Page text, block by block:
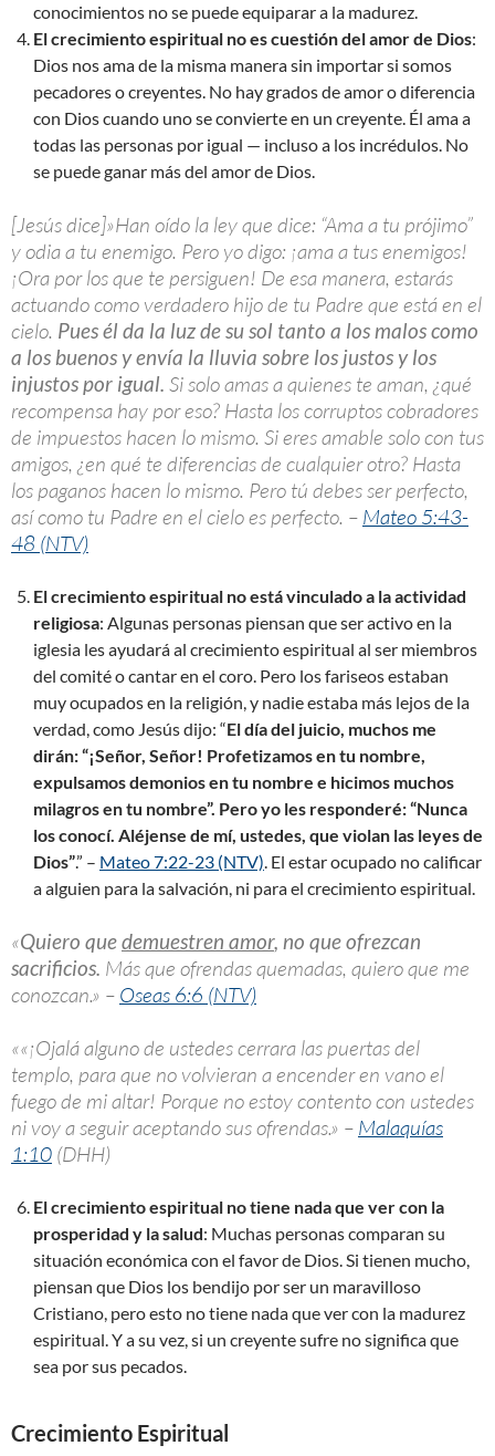
conocimientos no se puede equiparar a la madurez.
El crecimiento espiritual no es cuestión del amor de Dios:
Dios nos ama de la misma manera sin importar si somos
pecadores o creyentes. No hay grados de amor o diferencia
con Dios cuando uno se convierte en un creyente. Él ama a
todas las personas por igual — incluso a los incrédulos. No
se puede ganar más del amor de Dios.
[Jesús dice]»Han oído la ley que dice: “Ama a tu prójimo”
y odia a tu enemigo. Pero yo digo: ¡ama a tus enemigos!
¡Ora por los que te persiguen! De esa manera, estarás
actuando como verdadero hijo de tu Padre que está en el
cielo. Pues él da la luz de su sol tanto a los malos como
a los buenos y envía la lluvia sobre los justos y los
injustos por igual. Si solo amas a quienes te aman, ¿qué
recompensa hay por eso? Hasta los corruptos cobradores
de impuestos hacen lo mismo. Si eres amable solo con tus
amigos, ¿en qué te diferencias de cualquier otro? Hasta
los paganos hacen lo mismo. Pero tú debes ser perfecto,
así como tu Padre en el cielo es perfecto. – Mateo 5:43-
48 (NTV)
El crecimiento espiritual no está vinculado a la actividad
religiosa: Algunas personas piensan que ser activo en la
iglesia les ayudará al crecimiento espiritual al ser miembros
del comité o cantar en el coro. Pero los fariseos estaban
muy ocupados en la religión, y nadie estaba más lejos de la
verdad, como Jesús dijo: “El día del juicio, muchos me
dirán: “¡Señor, Señor! Profetizamos en tu nombre,
expulsamos demonios en tu nombre e hicimos muchos
milagros en tu nombre”. Pero yo les responderé: “Nunca
los conocí. Aléjense de mí, ustedes, que violan las leyes de
Dios”.” – Mateo 7:22-23 (NTV). El estar ocupado no calificar
a alguien para la salvación, ni para el crecimiento espiritual.
«Quiero quedemuestren amor, no que ofrezcan
sacrificios. Más que ofrendas quemadas, quiero que me
conozcan.» – Oseas 6:6 (NTV)
««¡Ojalá alguno de ustedes cerrara las puertas del
templo, para que no volvieran a encender en vano el
fuego de mi altar! Porque no estoy contento con ustedes
ni voy a seguir aceptando sus ofrendas.» – Malaquías
1:10 (DHH)
El crecimiento espiritual no tiene nada que ver con la
prosperidad y la salud: Muchas personas comparan su
situación económica con el favor de Dios. Si tienen mucho,
piensan que Dios los bendijo por ser un maravilloso
Cristiano, pero esto no tiene nada que ver con la madurez
espiritual. Y a su vez, si un creyente sufre no significa que
sea por sus pecados.
Crecimiento Espiritual